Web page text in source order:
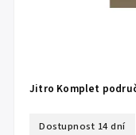
Dostupnost 14 dní